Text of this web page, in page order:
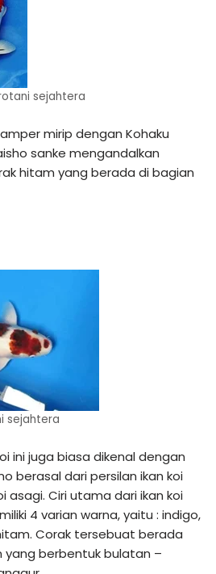
sejahtera
mirip dengan Kohaku
sanke mengandalkan
hitam yang berada di bagian
sejahtera
ini juga biasa dikenal dengan
berasal dari persilan ikan koi
asagi. Ciri utama dari ikan koi
4 varian warna, yaitu : indigo,
Corak tersebuat berada
berbentuk bulatan –